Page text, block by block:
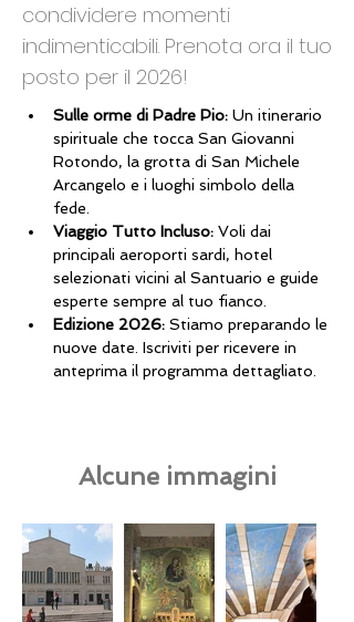
condividere momenti
indimenticabili. Prenota ora il tuo
posto per il 2026!
Sulle orme di Padre Pio: Un itinerario
spirituale che tocca San Giovanni
Rotondo, la grotta di San Michele
Arcangelo e i luoghi simbolo della
fede.
Viaggio Tutto Incluso: Voli dai
principali aeroporti sardi, hotel
selezionati vicini al Santuario e guide
esperte sempre al tuo fianco.
Edizione 2026: Stiamo preparando le
nuove date. Iscriviti per ricevere in
anteprima il programma dettagliato.
Alcune immagini